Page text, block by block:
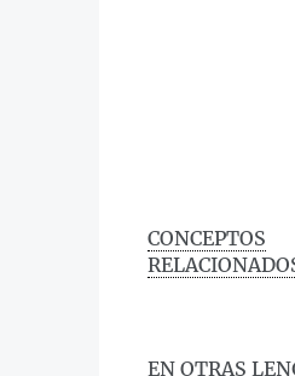
CONCEPTOS
EN OTRAS